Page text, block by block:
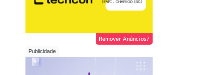
Remover Anúncios?